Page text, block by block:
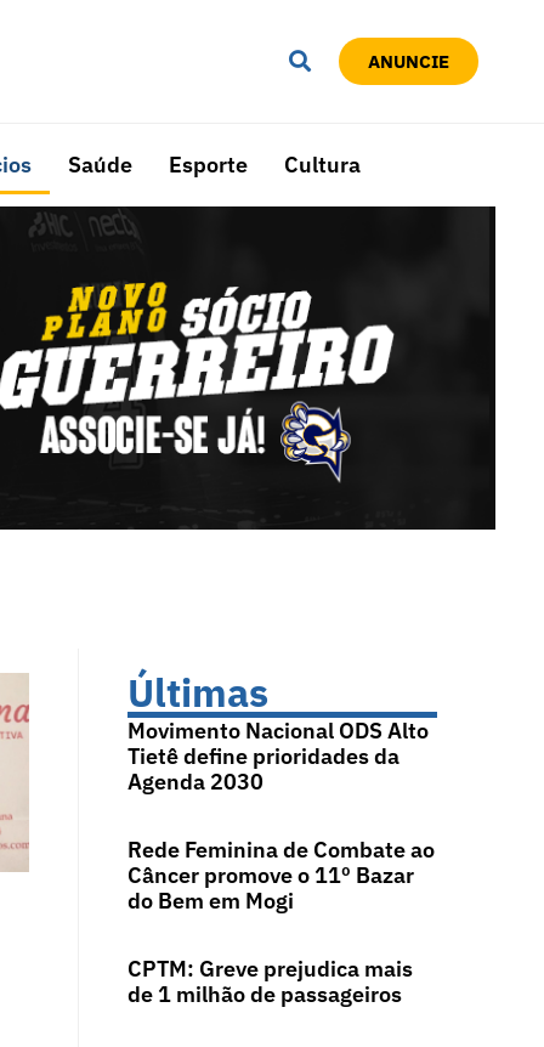
ANUNCIE
Saúde Esporte Cultura
Últimas
Movimento Nacional ODS Alto
Tietê define prioridades da
Agenda 2030
Rede Feminina de Combate ao
Câncer promove o 11º Bazar
do Bem em Mogi
CPTM: Greve prejudica mais
de 1 milhão de passageiros